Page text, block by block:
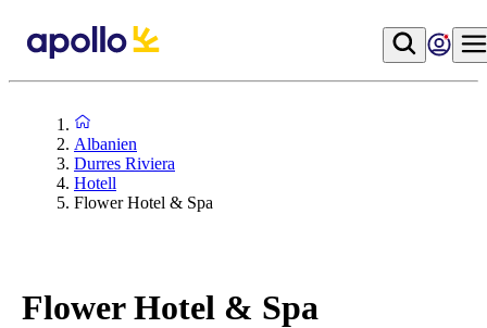
Albanien
Durres Riviera
Hotell
Flower Hotel & Spa
Flower Hotel & Spa